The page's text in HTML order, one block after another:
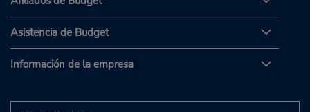
Asistencia de Budget
Información de la empresa